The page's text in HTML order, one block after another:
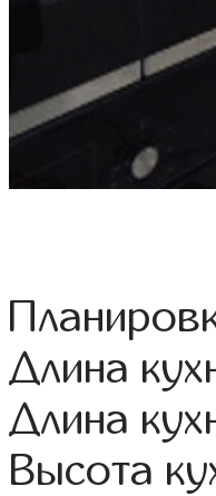
Длина
Длина
Высота